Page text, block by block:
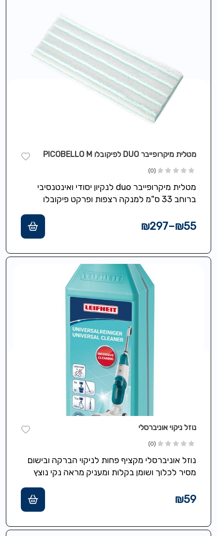
מטלית מיקרופייבר DUO לפיקובלו PICOBELLO M
(0)
מטלית מיקרופייבר duo לנקיון יסודי ואינטנסיבי
ברוחב 33 ס"מ למנקה רצפות ופרקט פיקובלו
₪55
–
₪297
נוזל ניקוי אוניברסלי
(0)
נוזל אוניברסלי מקציף פחות לניקוי הברקה ובישום
מסיר לכלוך ושומן בקלות ומעניק מראה נקי נוצץ
₪59